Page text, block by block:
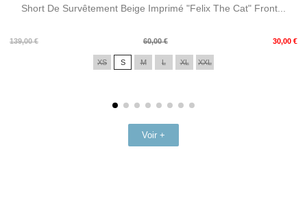
Short De Survêtement Beige Imprimé "Felix The Cat" Front...
139,00 €
Prix
60,00 € 30,00 €
Prix
XS S M L XL XXL
Voir +